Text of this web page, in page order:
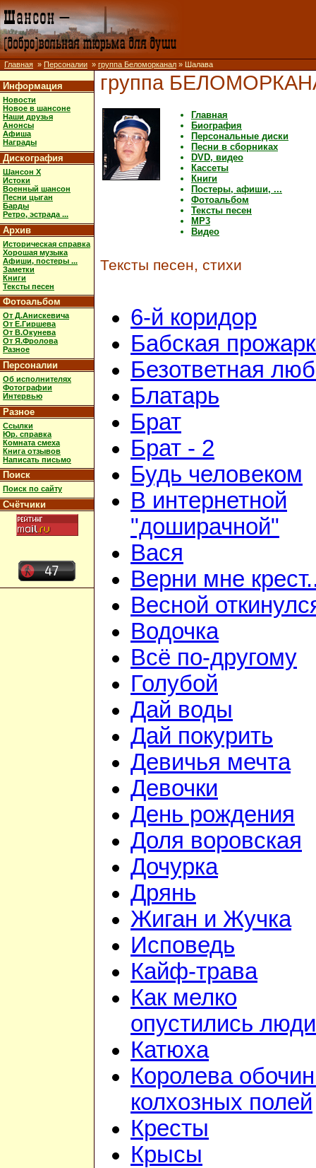
Главная » Персоналии » группа Беломорканал » Шалава
Информация
Новости
Новое в шансоне
Наши друзья
Анонсы
Афиша
Награды
Дискография
Шансон X
Истоки
Военный шансон
Песни цыган
Барды
Ретро, эстрада ...
Архив
Историческая справка
Хорошая музыка
Афиши, постеры ...
Заметки
Книги
Тексты песен
Фотоальбом
От Д.Анискевича
От Е.Гиршева
От В.Окунева
От Я.Фролова
Разное
Персоналии
Об исполнителях
Фотографии
Интервью
Разное
Ссылки
Юр. справка
Комната смеха
Книга отзывов
Написать письмо
Поиск
Поиск по сайту
Счётчики
группа
Главная
Биография
Персональные диски
Песни в сборниках
DVD, видео
Кассеты
Книги
Постеры, афиши, ...
Фотоальбом
Тексты песен
MP3
Видео
Тексты песен, стихи
6-й коридор
Бабская
Безответная
Блатарь
Брат
Брат - 2
Будь человеком
В интернетной
"доширачной"
Вася
Верни мне
Весной
Водочка
Всё по-другому
Голубой
Дай воды
Дай покурить
Девичья мечта
Девочки
День рождения
Доля воровская
Дочурка
Дрянь
Жиган и Жучка
Исповедь
Кайф-трава
Как мелко
опустились люди
Катюха
Королева
колхозных полей
Кресты
Крысы